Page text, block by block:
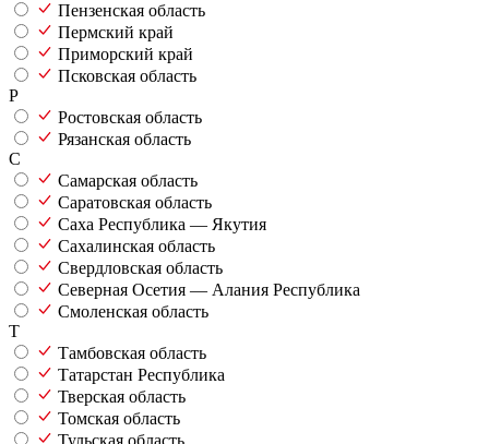
Пензенская область
Пермский край
Приморский край
Псковская область
Р
Ростовская область
Рязанская область
С
Самарская область
Саратовская область
Саха Республика — Якутия
Сахалинская область
Свердловская область
Северная Осетия — Алания Республика
Смоленская область
Т
Тамбовская область
Татарстан Республика
Тверская область
Томская область
Тульская область